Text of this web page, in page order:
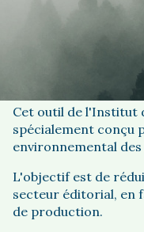
Bienvenue à
environnementale
Cet outil de l'Institut
spécialement conçu
environnemental
L'objectif est de
secteur éditorial, en
de production.